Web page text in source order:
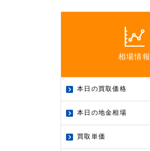
相場情報
本日の買取価格
本日の地金相場
買取単価